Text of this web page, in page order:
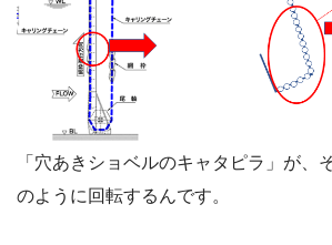
「穴あきショベルのキャタピラ」が、
のように回転するんです。